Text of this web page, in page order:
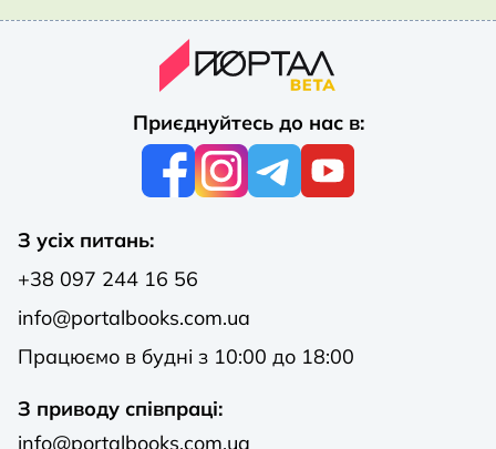
Приєднуйтесь до нас в:
З усіх питань:
+38 097 244 16 56
info@portalbooks.com.ua
Працюємо в будні з 10:00 до 18:00
З приводу співпраці:
info@portalbooks.com.ua